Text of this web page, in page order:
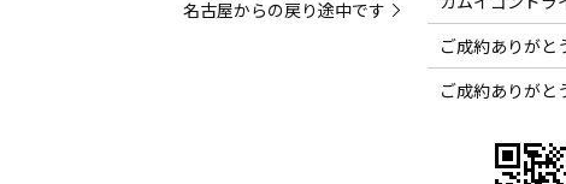
名古屋からの戻り途中です
ご成約ありがと
ご成約ありがと